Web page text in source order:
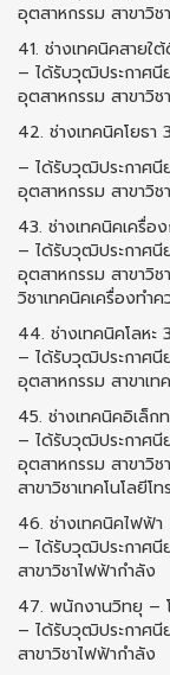
อุตสาหกรรม สาขาวิช
41. ช่างเทคนิคสายใ
– ได้รับวุฒิประกาศนี
อุตสาหกรรม สาขาวิช
42. ช่างเทคนิคโยธา
– ได้รับวุฒิประกาศนี
อุตสาหกรรม สาขาวิช
43. ช่างเทคนิคเครื่
– ได้รับวุฒิประกาศนี
อุตสาหกรรม สาขาวิ
วิชาเทคนิคเครื่องทำ
44. ช่างเทคนิคโลหะ
– ได้รับวุฒิประกาศนี
อุตสาหกรรม สาขาเท
45. ช่างเทคนิคอิเล็
– ได้รับวุฒิประกาศนี
อุตสาหกรรม สาขาวิช
สาขาวิชาเทคโนโลยีโ
46. ช่างเทคนิคไฟฟ้
– ได้รับวุฒิประกาศนี
สาขาวิชาไฟฟ้ากําลัง
47. พนักงานวิทยุ –
– ได้รับวุฒิประกาศนี
สาขาวิชาไฟฟ้ากําลัง